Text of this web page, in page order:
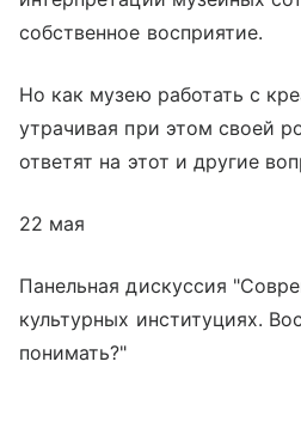
собственное восприятие.
Но как музею работать с
утрачивая при этом своей
ответят на этот и другие
22 мая
Панельная дискуссия
культурных институциях.
понимать?"